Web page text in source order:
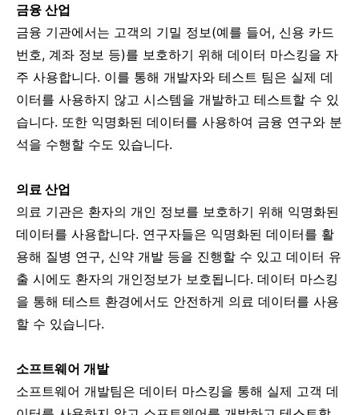
금융 산업
금융 기관에서는 고객의 기밀 정보(예를 들어, 신용 카드
번호, 계좌 정보 등)를 보호하기 위해 데이터 마스킹을 자
주 사용합니다. 이를 통해 개발자와 테스트 팀은 실제 데
이터를 사용하지 않고 시스템을 개발하고 테스트할 수 있
습니다. 또한 익명화된 데이터를 사용하여 금융 연구와 분
석을 수행할 수도 있습니다.
의료 산업
의료 기관은 환자의 개인 정보를 보호하기 위해 익명화된
데이터를 사용합니다. 연구자들은 익명화된 데이터를 활
용해 질병 연구, 신약 개발 등을 진행할 수 있고 데이터 유
출 시에도 환자의 개인정보가 보호됩니다. 데이터 마스킹
을 통해 테스트 환경에서도 안전하게 의료 데이터를 사용
할 수 있습니다.
소프트웨어 개발
소프트웨어 개발팀은 데이터 마스킹을 통해 실제 고객 데